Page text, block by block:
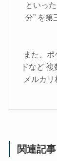
といっ
分” を第
また、
ドなど
メルカ
関連記事